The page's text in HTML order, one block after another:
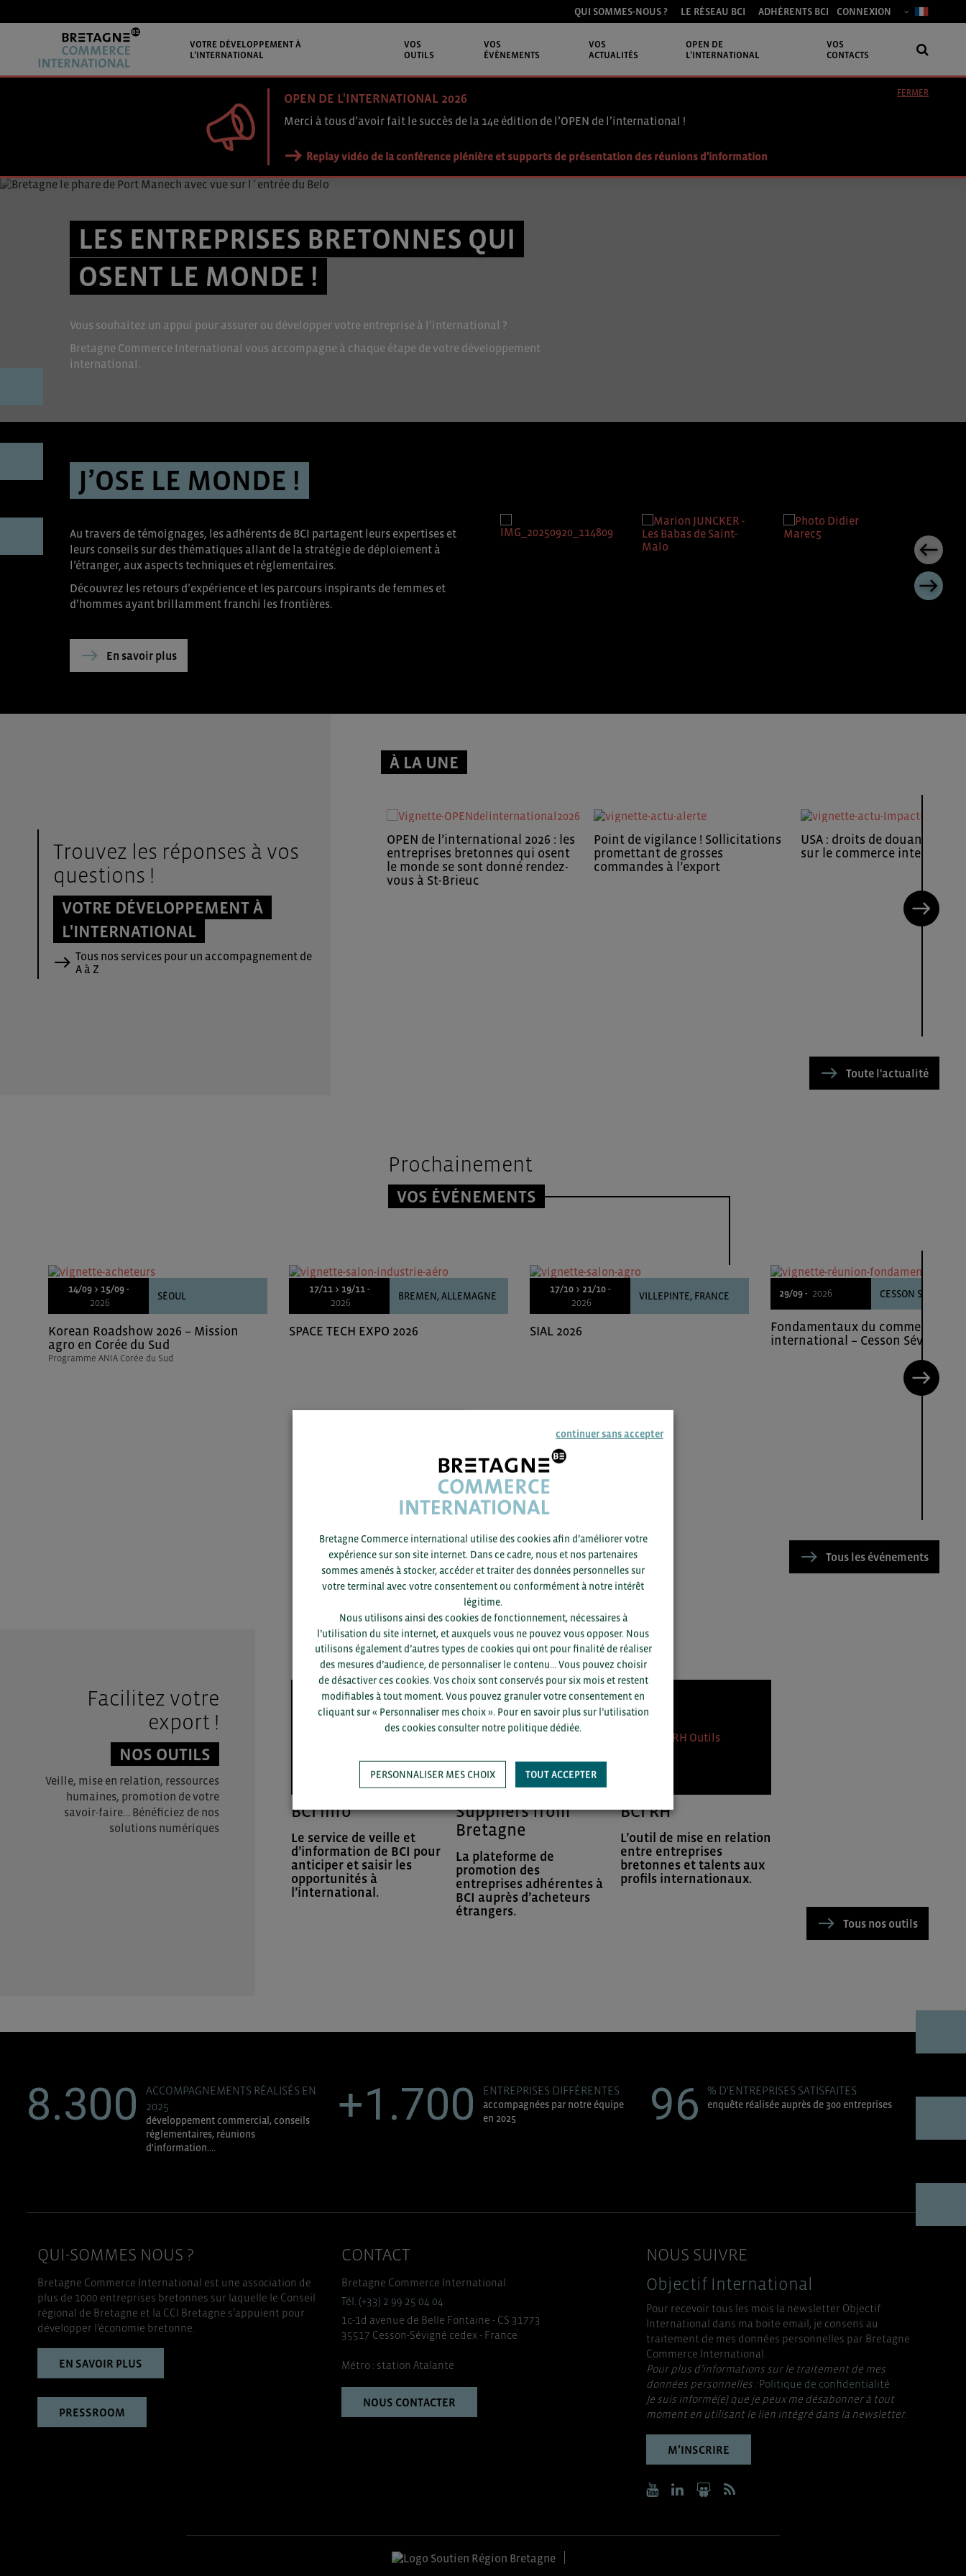
QUI SOMMES-NOUS ? LE RÉSEAU BCI ADHÉRENTS BCI CONNEXION
VOTRE DÉVELOPPEMENT À
L’INTERNATIONAL
VOS
OUTILS
VOS
ÉVÉNEMENTS
VOS
ACTUALITÉS
OPEN DE
L’INTERNATIONAL
VOS
CONTACTS
OPEN DE L'INTERNATIONAL 2026
Merci à tous d’avoir fait le succès de la 14e édition de l’OPEN de l’international !
Replay vidéo de la conférence plénière et supports de présentation des réunions d'information
FERMER
LES ENTREPRISES BRETONNES QUI
OSENT LE MONDE !
Vous souhaitez un appui pour assurer ou développer votre entreprise à l’international ?
Bretagne Commerce International vous accompagne à chaque étape de votre développement
international.
J’OSE LE MONDE !
Au travers de témoignages, les adhérents de BCI partagent leurs expertises et
leurs conseils sur des thématiques allant de la stratégie de déploiement à
l’étranger, aux aspects techniques et réglementaires.
Découvrez les retours d’expérience et les parcours inspirants de femmes et
d’hommes ayant brillamment franchi les frontières.
En savoir plus
Trouvez les réponses à vos
questions !
VOTRE DÉVELOPPEMENT À
L'INTERNATIONAL
Tous nos services pour un accompagnement de
A à Z
À LA UNE
OPEN de l’international 2026 : les
entreprises bretonnes qui osent
le monde se sont donné rendez-
vous à St-Brieuc
Point de vigilance ! Sollicitations
promettant de grosses
commandes à l’export
USA : droits de douane et
sur le commerce
Toute l'actualité
Prochainement
VOS ÉVÉNEMENTS
14/09 > 15/09 -
2026
SÉOUL
Korean Roadshow 2026 – Mission
agro en Corée du Sud
Programme ANIA Corée du Sud
17/11 > 19/11 -
2026
BREMEN, ALLEMAGNE
SPACE TECH EXPO 2026
17/10 > 21/10 -
2026
VILLEPINTE, FRANCE
SIAL 2026
29/09 - 2026 CESSON SÉVIGNÉ
Fondamentaux du commerce
international – Cesson Sévigné
Tous les événements
Facilitez votre
export !
NOS OUTILS
Veille, mise en relation, ressources
humaines, promotion de votre
savoir-faire… Bénéficiez de nos
solutions numériques
BCI info
Le service de veille et
d’information de BCI pour
anticiper et saisir les
opportunités à
l’international.
Suppliers from
Bretagne
La plateforme de
promotion des
entreprises adhérentes à
BCI auprès d’acheteurs
étrangers.
BCI RH
L’outil de mise en relation
entre entreprises
bretonnes et talents aux
profils internationaux.
Tous nos outils
8.300
ACCOMPAGNEMENTS RÉALISÉS EN
2025
développement commercial, conseils
réglementaires, réunions
d'information....
+1.700 ENTREPRISES DIFFÉRENTES
accompagnées par notre équipe
en 2025
96 % D'ENTREPRISES SATISFAITES
enquête réalisée auprès de 300 entreprises
QUI-SOMMES NOUS ?
Bretagne Commerce International est une association de
plus de 1000 entreprises bretonnes sur laquelle le Conseil
régional de Bretagne et la CCI Bretagne s’appuient pour
développer l’économie bretonne.
EN SAVOIR PLUS
PRESSROOM
CONTACT
Bretagne Commerce International
Tél. (+33) 2 99 25 04 04
1c-1d avenue de Belle Fontaine - CS 31773
35517 Cesson-Sévigné cedex - France
Métro : station Atalante
NOUS CONTACTER
NOUS SUIVRE
Objectif International
Pour recevoir tous les mois la newsletter Objectif
International dans ma boite email, je consens au
traitement de mes données personnelles par Bretagne
Commerce International.
Pour plus d’informations sur le traitement de mes
données personnelles :Politique de confidentialité
Je suis informé(e) que je peux me désabonner à tout
moment en utilisant le lien intégré dans la newsletter.
M’INSCRIRE
continuer sans accepter
Bretagne Commerce international utilise des cookies afin d’améliorer votre
expérience sur son site internet. Dans ce cadre, nous et nos partenaires
sommes amenés à stocker, accéder et traiter des données personnelles sur
votre terminal avec votre consentement ou conformément à notre intérêt
légitime.
Nous utilisons ainsi des cookies de fonctionnement, nécessaires à
l’utilisation du site internet, et auxquels vous ne pouvez vous opposer. Nous
utilisons également d’autres types de cookies qui ont pour finalité de réaliser
des mesures d’audience, de personnaliser le contenu... Vous pouvez choisir
de désactiver ces cookies. Vos choix sont conservés pour six mois et restent
modifiables à tout moment. Vous pouvez granuler votre consentement en
cliquant sur « Personnaliser mes choix ». Pour en savoir plus sur l’utilisation
des cookies consulter notre politique dédiée.
PERSONNALISER MES CHOIX TOUT ACCEPTER